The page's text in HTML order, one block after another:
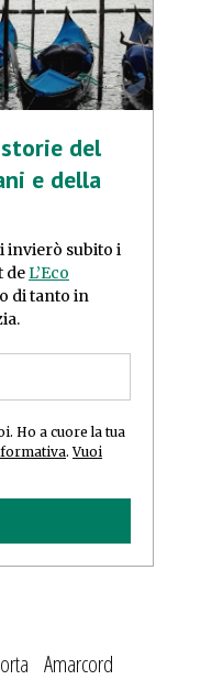
del
e della
invierò subito i
deL’Eco
di tanto in
Ho a cuore la tua
.Vuoi
Amarcord